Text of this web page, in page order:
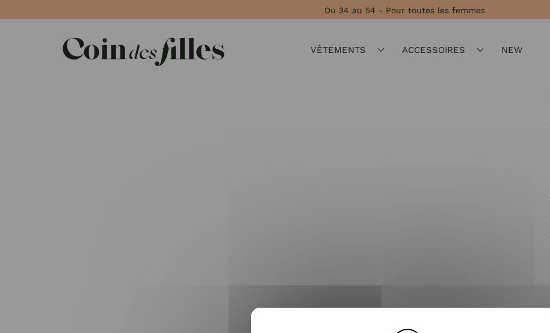
Du 34 au 54 - Pour toutes les femmes
VÊTEMENTS ACCESSOIRES NEW